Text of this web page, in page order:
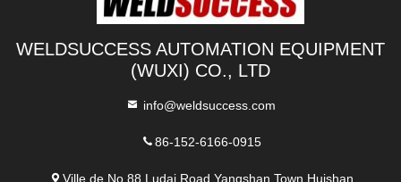
WELDSUCCESS AUTOMATION EQUIPMENT
(WUXI) CO., LTD
info@weldsuccess.com
86-152-6166-0915
Ville de No.88 Ludai Road.Yangshan Town.Huishan